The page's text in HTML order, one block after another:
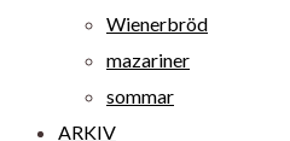
Wienerbröd
mazariner
sommar
ARKIV